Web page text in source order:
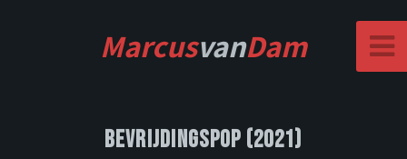
MarcusvanDam
Bevrijdingspop (2021)